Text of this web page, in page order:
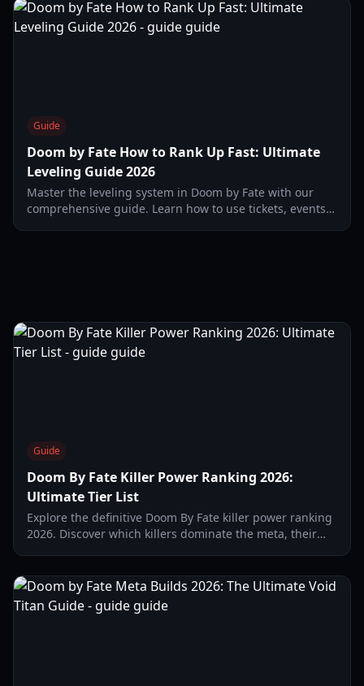
Guide
Doom by Fate How to Rank Up Fast: Ultimate
Leveling Guide 2026
Master the leveling system in Doom by Fate with our
comprehensive guide. Learn how to use tickets, events,
Guide
Doom By Fate Killer Power Ranking 2026:
Ultimate Tier List
Explore the definitive Doom By Fate killer power ranking
2026. Discover which killers dominate the meta, their